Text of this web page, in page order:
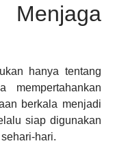
hanya tentang
mempertahankan
berkala menjadi
siap digunakan
hari.